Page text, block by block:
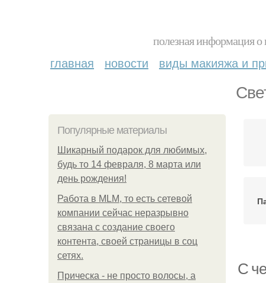
полезная информация о
главная новости виды макияжа и
Популярные материалы
Шикарный подарок для любимых,
будь то 14 февраля, 8 марта или
день рождения!
Работа в MLM, то есть сетевой
компании сейчас неразрывно
связана с создание своего
контента, своей страницы в соц
сетях.
Прическа - не просто волосы, а
С